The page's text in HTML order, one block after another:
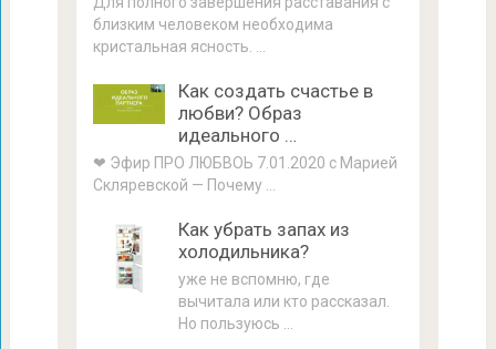
близким человеком необходима
кристальная ясность. …
Как создать счастье в
любви? Образ
идеального …
❤ Эфир ПРО ЛЮБВОЬ 7.01.2020 с Марией
Скляревской — Почему …
Как убрать запах из
холодильника?
уже не вспомню, где
вычитала или кто рассказал.
Но пользуюсь …